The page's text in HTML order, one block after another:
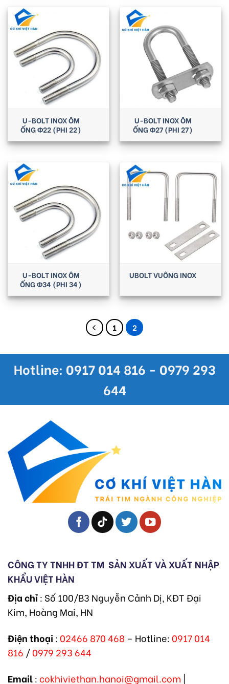
U-BOLT INOX ÔM
ỐNG Φ22 (PHI 22)
U-BOLT INOX ÔM
ỐNG Φ27 (PHI 27)
U-BOLT INOX ÔM
ỐNG Φ34 (PHI 34)
UBOLT VUÔNG INOX
1 2
Hotline: 0917 014 816 - 0979 293
644
CÔNG TY TNHH ĐT TM SẢN XUẤT VÀ XUẤT NHẬP
KHẨU VIỆT HÀN
Địa chỉ: Số 100/B3 Nguyễn Cảnh Dị, KĐT Đại
Kim, Hoàng Mai, HN
Điện thoại : 02466 870 468 – Hotline: 0917 014
816 /0979 293 644
Email: cokhiviethan.hanoi@gmail.com |